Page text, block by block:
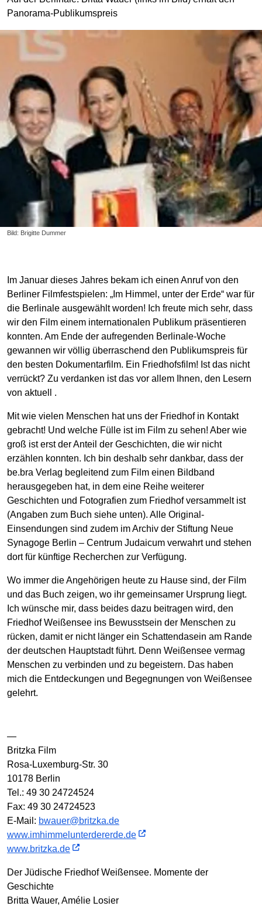
Bild: Brigitte Dummer
Panorama-Publikumspreis
Im Januar dieses Jahres bekam ich einen Anruf von den
Berliner Filmfestspielen: „Im Himmel, unter der Erde“ war für
die Berlinale ausgewählt worden! Ich freute mich sehr, dass
wir den Film einem internationalen Publikum präsentieren
konnten. Am Ende der aufregenden Berlinale-Woche
gewannen wir völlig überraschend den Publikumspreis für
den besten Dokumentarfilm. Ein Friedhofsfilm! Ist das nicht
verrückt? Zu verdanken ist das vor allem Ihnen, den Lesern
von aktuell .
Mit wie vielen Menschen hat uns der Friedhof in Kontakt
gebracht! Und welche Fülle ist im Film zu sehen! Aber wie
groß ist erst der Anteil der Geschichten, die wir nicht
erzählen konnten. Ich bin deshalb sehr dankbar, dass der
be.bra Verlag begleitend zum Film einen Bildband
herausgegeben hat, in dem eine Reihe weiterer
Geschichten und Fotografien zum Friedhof versammelt ist
(Angaben zum Buch siehe unten). Alle Original-
Einsendungen sind zudem im Archiv der Stiftung Neue
Synagoge Berlin – Centrum Judaicum verwahrt und stehen
dort für künftige Recherchen zur Verfügung.
Wo immer die Angehörigen heute zu Hause sind, der Film
und das Buch zeigen, wo ihr gemeinsamer Ursprung liegt.
Ich wünsche mir, dass beides dazu beitragen wird, den
Friedhof Weißensee ins Bewusstsein der Menschen zu
rücken, damit er nicht länger ein Schattendasein am Rande
der deutschen Hauptstadt führt. Denn Weißensee vermag
Menschen zu verbinden und zu begeistern. Das haben
mich die Entdeckungen und Begegnungen von Weißensee
gelehrt.
—
Britzka Film
Rosa-Luxemburg-Str. 30
10178 Berlin
Tel.: 49 30 24724524
Fax: 49 30 24724523
E-Mail: bwauer@britzka.de
www.imhimmelunterdererde.de
www.britzka.de
Der Jüdische Friedhof Weißensee. Momente der
Geschichte
Britta Wauer, Amélie Losier